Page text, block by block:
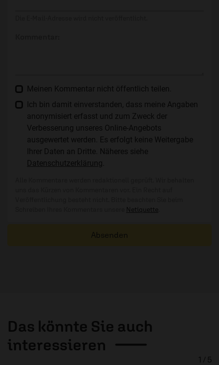
Meinen Kommentar nicht öffentlich teilen.
Ich bin damit einverstanden, dass meine Angaben
anonymisiert erfasst und zum Zweck der
Verbesserung unseres Online-Angebots
ausgewertet werden. Es erfolgt keine Weitergabe
Ihrer Daten an Dritte. Näheres siehe
Datenschutzerklärung
Netiquette
Absenden
Das könnte Sie auch
interessieren
1 / 5